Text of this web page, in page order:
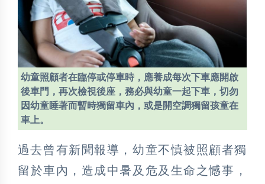
幼童照顧者在臨停或停車時，應養成每次下車應開啟
後車門，再次檢視後座，務必與幼童一起下車，切勿
因幼童睡著而暫時獨留車內，或是開空調獨留孩童在
車上。
過去曾有新聞報導，幼童不慎被照顧者獨
留於車內，造成中暑及危及生命之憾事，